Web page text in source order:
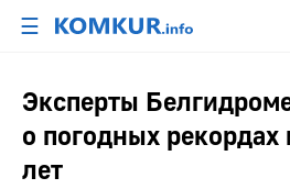
☰
Эксперты
о погодных рекордах
лет